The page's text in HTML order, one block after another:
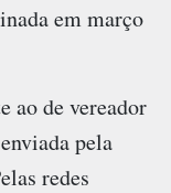
em março
ao de vereador
pela
redes